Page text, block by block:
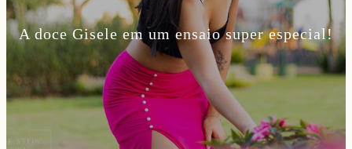
A doce Gisele em um ensaio super especial!